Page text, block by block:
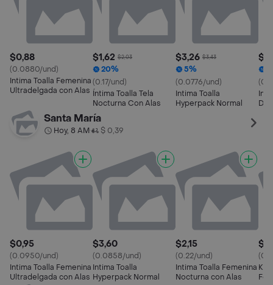
$0,88
(0.0880/und)
Intima Toalla Femenina
Ultradelgada con Alas
$1,62 $2,03
20%
(0.17/und)
Íntima Toalla Tela
Nocturna Con Alas
$3,26 $3,43
5%
(0.0776/und)
Intima Toalla
Hyperpack Normal
Santa María
Hoy, 8 AM• $ 0,39
$0,95
(0.0950/und)
Intima Toalla Femenina
Ultradelgada con Alas
$3,60
(0.0858/und)
Intima Toalla
Hyperpack Normal
$2,15
(0.22/und)
Intima Toalla Femenina
Nocturna con Alas